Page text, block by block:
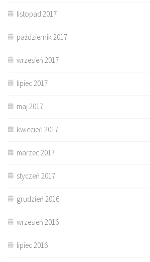
listopad 2017
październik 2017
wrzesień 2017
lipiec 2017
maj 2017
kwiecień 2017
marzec 2017
styczeń 2017
grudzień 2016
wrzesień 2016
lipiec 2016